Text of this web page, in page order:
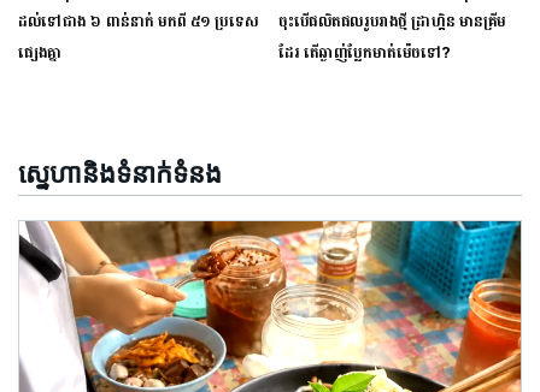
ដល់​ទៅ​ជាង ៦ ពាន់​នាក់ មក​ពី ៥១ ប្រទេស​
ផ្សេង​គ្នា
ចុះបើផលិតផលរូបរាងថ្មី ដ្រាហ្គិន មានគ្រីម
ដែរ តើឆ្ងាញ់ប្លែកមាត់ម៉េចទៅ?
ស្នេហានិងទំនាក់ទំនង